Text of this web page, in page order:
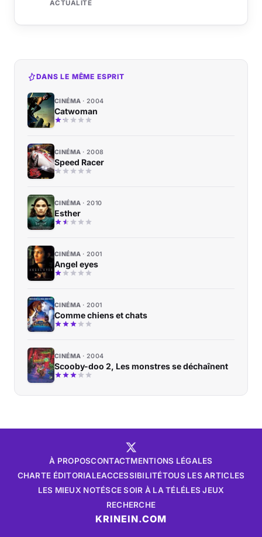
ACTUALITÉ
DANS LE MÊME ESPRIT
CINÉMA 2004
Catwoman
CINÉMA 2008
Speed Racer
CINÉMA 2010
Esther
CINÉMA 2001
Angel eyes
CINÉMA 2001
Comme chiens et chats
CINÉMA 2004
Scooby-doo 2, Les monstres se déchaînent
À PROPOSCONTACTMENTIONS LÉGALES
CHARTE ÉDITORIALEACCESSIBILITÉTOUS LES ARTICLES
LES MIEUX NOTÉSCE SOIR À LA TÉLÉLES JEUX
RECHERCHE
KRINEIN.COM